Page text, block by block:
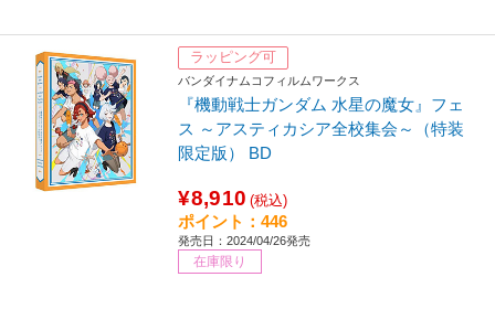
ラッピング可
バンダイナムコフィルムワークス
『機動戦士ガンダム 水星の魔女』フェ
ス ～アスティカシア全校集会～（特装
限定版） BD
¥8,910 (税込)
ポイント：446
発売日：2024/04/26発売
在庫限り